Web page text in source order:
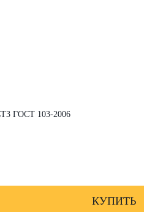
ГОСТ 103-2006
КУПИТЬ